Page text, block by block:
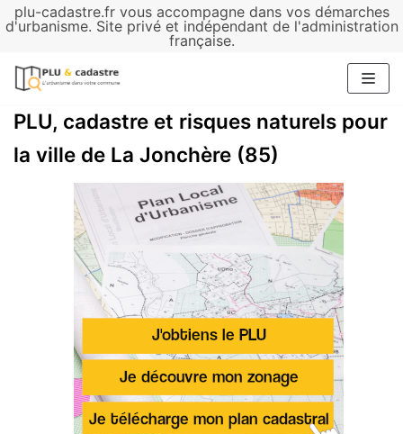
plu-cadastre.fr vous accompagne dans vos démarches
d'urbanisme. Site privé et indépendant de l'administration
française.
Aller
contenu
PLU, cadastre et risques naturels pour
la ville de La Jonchère (85)